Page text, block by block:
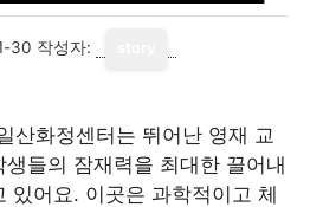
30 작성자:
산화정센터는 뛰어난 영재 교
들의 잠재력을 최대한 끌어내
있어요. 이곳은 과학적이고 체